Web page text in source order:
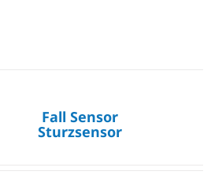
Fall Sensor
Sturzsensor